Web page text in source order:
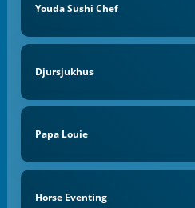
Youda Sushi Chef
Djursjukhus
Papa Louie
Horse Eventing